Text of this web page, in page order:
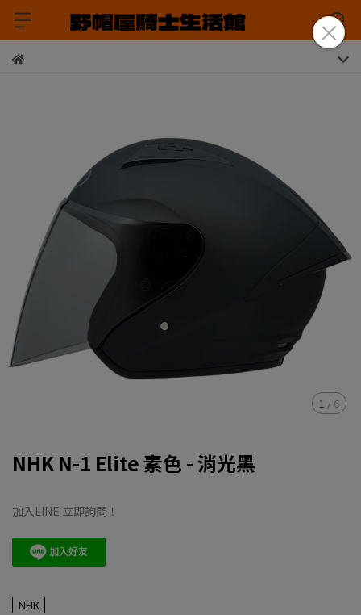
1 / 6
NHK N-1 Elite 素色 - 消光黑
加入LINE 立即詢問！
NHK